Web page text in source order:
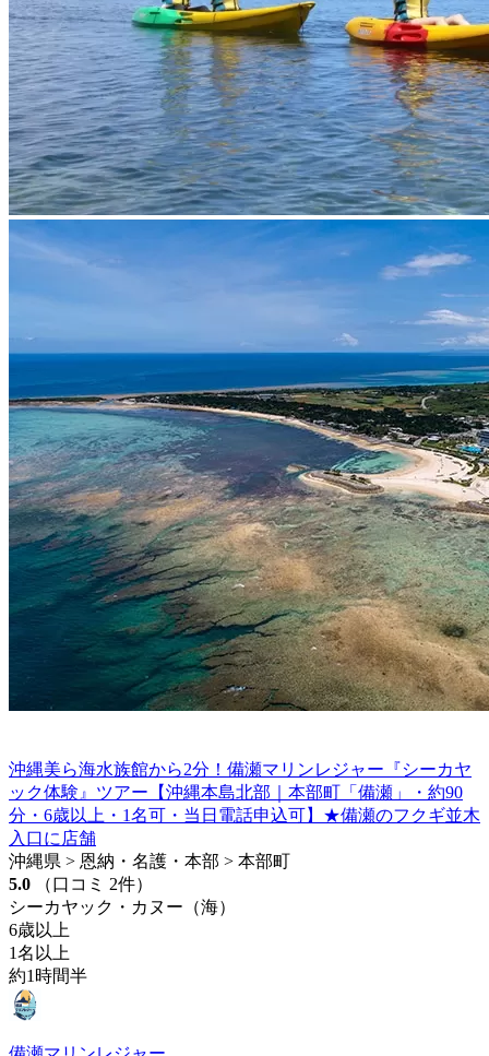
沖縄美ら海水族館から2分！備瀬マリンレジャー『シーカヤ
ック体験』ツアー【沖縄本島北部｜本部町「備瀬」・約90
分・6歳以上・1名可・当日電話申込可】★備瀬のフクギ並木
入口に店舗
沖縄県 > 恩納・名護・本部 > 本部町
5.0
（口コミ 2件）
シーカヤック・カヌー（海）
6歳以上
1名以上
約1時間半